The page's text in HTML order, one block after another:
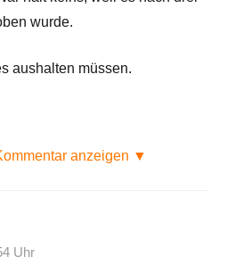
wurde.
aushalten müssen.
anzeigen ▼
Uhr